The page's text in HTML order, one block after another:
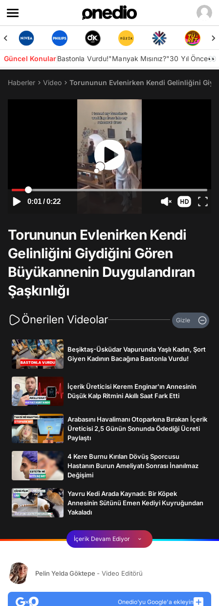
Güncel KonularBastonla Vurdu!"Manyak Mısınız?"30 Yıl Önce👀
Haberler Video Torununun Evlenirken Kendi Gelinliğini
0:01/0:22
Torununun Evlenirken Kendi
Gelinliğini Giydiğini Gören
Büyükannenin Duygulandıran
Şaşkınlığı
Önerilen Videolar Gizle
Beşiktaş-Üsküdar Vapurunda Yaşlı Kadın, Şort
Giyen Kadının Bacağına Bastonla Vurdu!
İçerik Üreticisi Kerem Enginar'ın Annesinin
Düşük Kalp Ritmini Akıllı Saat Fark Etti
Arabasını Havalimanı Otoparkına Bırakan İçerik
Üreticisi 2,5 Günün Sonunda Ödediği Ücreti
Paylaştı
4 Kere Burnu Kırılan Dövüş Sporcusu
Hastanın Burun Ameliyatı Sonrası İnanılmaz
Değişimi
Yavru Kedi Arada Kaynadı: Bir Köpek
Annesinin Sütünü Emen Kediyi Kuyruğundan
Yakaladı
İçerik Devam Ediyor
Pelin Yelda Göktepe - Video Editörü
Onedio’yu Google'a ekleyin